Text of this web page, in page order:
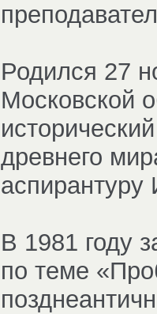
Родился 27
Московской
древнего
В 1981 году
по теме